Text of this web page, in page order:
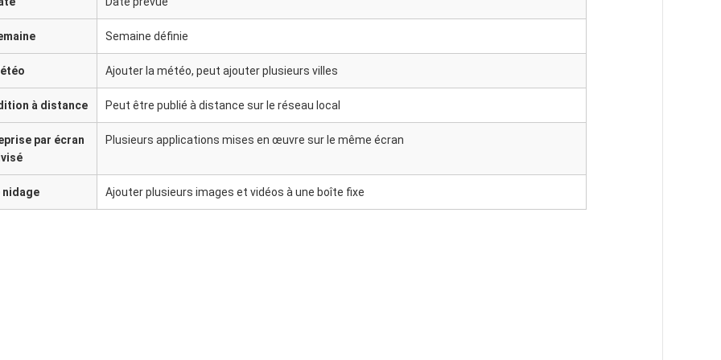
Semaine définie
Ajouter la météo, peut ajouter plusieurs villes
à distance Peut être publié à distance sur le réseau local
par écran
Plusieurs applications mises en œuvre sur le même écran
nidage Ajouter plusieurs images et vidéos à une boîte fixe